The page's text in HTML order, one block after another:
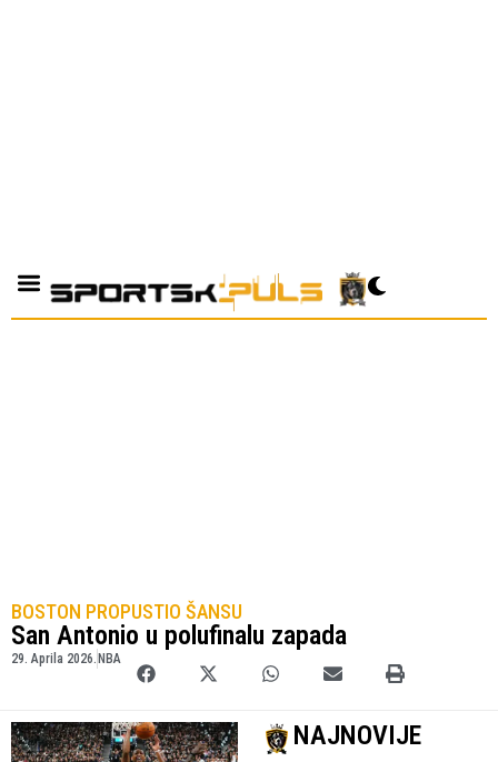
BOSTON PROPUSTIO ŠANSU
San Antonio u polufinalu zapada
29. Aprila 2026. NBA
NAJNOVIJE